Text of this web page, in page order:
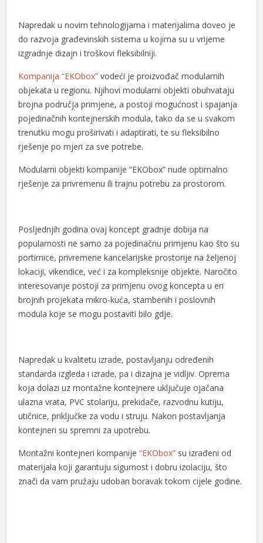
Napredak u novim tehnologijama i materijalima doveo je
do razvoja građevinskih sistema u kojima su u vrijeme
izgradnje dizajn i troškovi fleksibilniji.
Kompanija “EKObox” vodeći je proizvođač modularnih
objekata u regionu. Njihovi modularni objekti obuhvataju
brojna područja primjene, a postoji mogućnost i spajanja
pojedinačnih kontejnerskih modula, tako da se u svakom
trenutku mogu proširivati i adaptirati, te su fleksibilno
rješenje po mjeri za sve potrebe.
Modularni objekti kompanije “EKObox” nude optimalno
rješenje za privremenu ili trajnu potrebu za prostorom.
Posljednjih godina ovaj koncept gradnje dobija na
popularnosti ne samo za pojedinačnu primjenu kao što su
portirnice, privremene kancelarijske prostorije na željenoj
lokaciji, vikendice, već i za kompleksnije objekte. Naročito
interesovanje postoji za primjenu ovog koncepta u eri
brojnih projekata mikro-kuća, stambenih i poslovnih
modula koje se mogu postaviti bilo gdje.
Napredak u kvalitetu izrade, postavljanju određenih
standarda izgleda i izrade, pa i dizajna je vidljiv. Oprema
koja dolazi uz montažne kontejnere uključuje ojačana
ulazna vrata, PVC stolariju, prekidače, razvodnu kutiju,
utičnice, priključke za vodu i struju. Nakon postavljanja
kontejneri su spremni za upotrebu.
Montažni kontejneri kompanije“EKObox” su izrađeni od
materijala koji garantuju sigurnost i dobru izolaciju, što
znači da vam pružaju udoban boravak tokom cijele godine.